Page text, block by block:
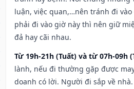
luận, việc quan,…nên tránh đi
phải đi vào giờ này thì nên giữ
đả hay cãi nhau.
Từ 19h-21h (Tuất) và từ 07h-09h
lành, nếu đi thường gặp được
doanh có lời. Người đi sắp về